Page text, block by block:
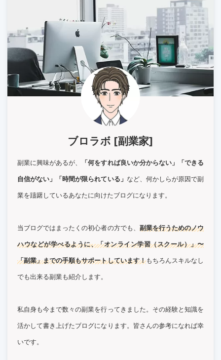
ブロラボ [副業家]
副業に興味があるが、 「何をすれば良いか分からない」「できる
自信がない」「時間が限られている」 など、何かしらが原因で副
業を躊躇しているあなたに向けたブログになります。
当ブログではまったくの初心者の方でも、 副業を行うためのノウ
ハウなどが学べるように、「オンライン学習（スクール）」〜
「副業」までの手順もサポートしています！もちろんスキルなし
でも出来る副業も紹介します。
私自身も今まで数々の副業を行ってきました。その経験と知識を
活かして書き上げたブログになります。皆さんの参考になれば幸
いです。